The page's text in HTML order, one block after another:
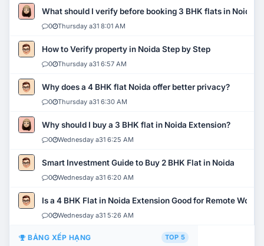
What should I verify before booking 3 BHK flats in Noida?
0 Thursday a31 8:01 AM
How to Verify property in Noida Step by Step
0 Thursday a31 6:57 AM
Why does a 4 BHK flat Noida offer better privacy?
0 Thursday a31 6:30 AM
Why should I buy a 3 BHK flat in Noida Extension?
0 Wednesday a31 6:25 AM
Smart Investment Guide to Buy 2 BHK Flat in Noida
0 Wednesday a31 6:20 AM
Is a 4 BHK Flat in Noida Extension Good for Remote Work?
0 Wednesday a31 5:26 AM
BẢNG XẾP HẠNG TOP 5